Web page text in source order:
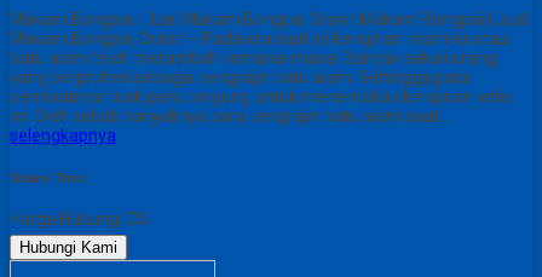
Makam Bongpai | Jual Makam Bongpai Granit Makam Bongpai | Jual
Makam Bongpai Granit – Pada era saat ini kerajinan marmer atau
batu alam telah merambah kemana-mana. Banyak sekali orang
yang berprofesi sebagai pengrajin batu alam. Sehingga para
peminatnya tidak perlu bingung untuk menemukan kerajinan jenis
ini. Oleh sebab banyaknya para pengrajin batu alam saat…
selengkapnya
Share This :
Harga Hubungi CS
Hubungi Kami